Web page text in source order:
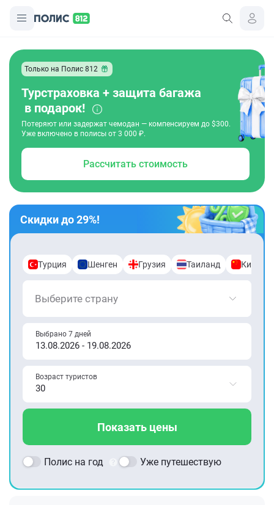
Только на Полис 812
Турстраховка + защита багажа
в подарок!
Потеряют или задержат чемодан — компенсируем до $300.
Уже включено в полисы от 3 000 ₽.
Рассчитать стоимость
Скидки до 29%!
Турция Шенген Грузия Таиланд Китай
Выберите страну
Выбрано 7 дней
Возраст туристов
Показать цены
Полис на год Уже путешествую